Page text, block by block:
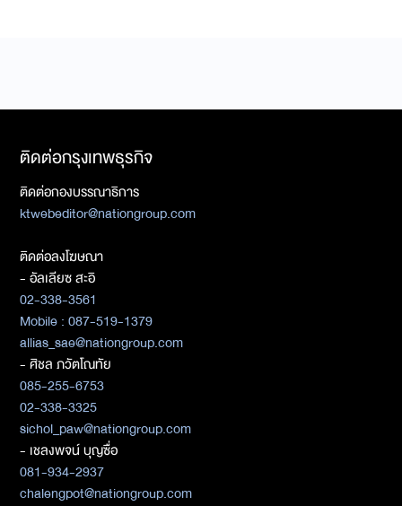
ติดต่อกรุงเทพธุรกิจ
ติดต่อกองบรรณาธิการ
ktwebeditor@nationgroup.com
ติดต่อลงโฆษณา
- อัลเลียซ สะอิ
02-338-3561
Mobile : 087-519-1379
allias_sae@nationgroup.com
- ศิชล ภวัตโณทัย
085-255-6753
02-338-3325
sichol_paw@nationgroup.com
- เชลงพจน์ บุญซื่อ
081-934-2937
chalengpot@nationgroup.com